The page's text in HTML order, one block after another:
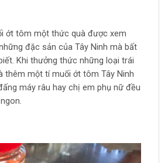
ớt tôm một thức quà được xem
đặc sản của Tây Ninh mà bất
Khi thưởng thức những loại trái
thêm một tí muối ớt tôm Tây Ninh
máy râu hay chị em phụ nữ đều